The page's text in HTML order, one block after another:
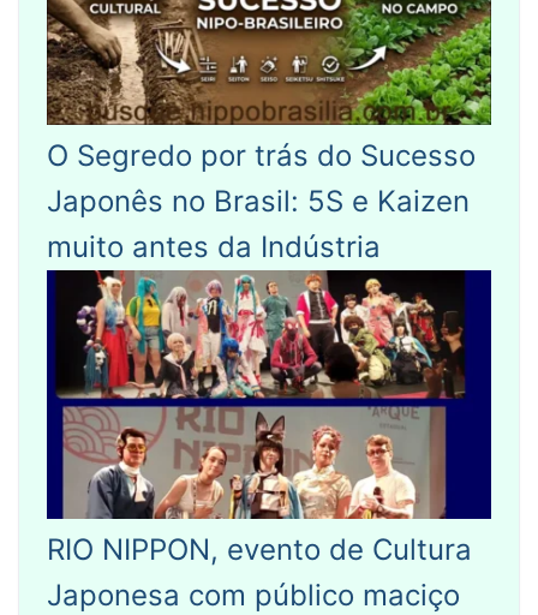
O Segredo por trás do Sucesso
Japonês no Brasil: 5S e Kaizen
muito antes da Indústria
RIO NIPPON, evento de Cultura
Japonesa com público maciço